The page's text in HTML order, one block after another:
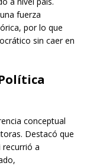
fuerza
por lo que
sin caer en
conceptual
Destacó que
recurrió a